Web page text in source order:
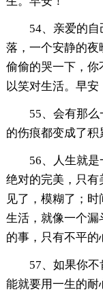
54、亲爱的
落，一个安静的夜
偷偷的哭一下，你
以笑对生活。早安
55、会有那
的伤痕都变成了积
56、人生就
绝对的完美，只
见了，模糊了；时
生活，就像一个
的事，只有不平的
57、如果你
能就要用一生的耐